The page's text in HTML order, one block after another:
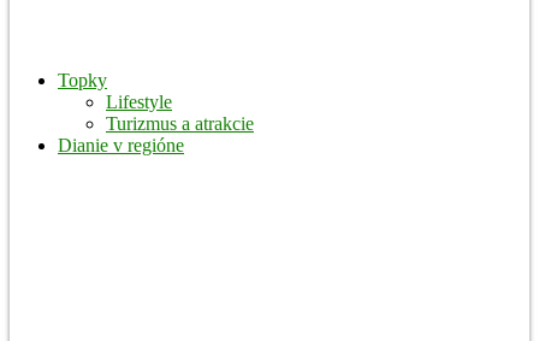
Topky
Lifestyle
Turizmus a atrakcie
Dianie v regióne